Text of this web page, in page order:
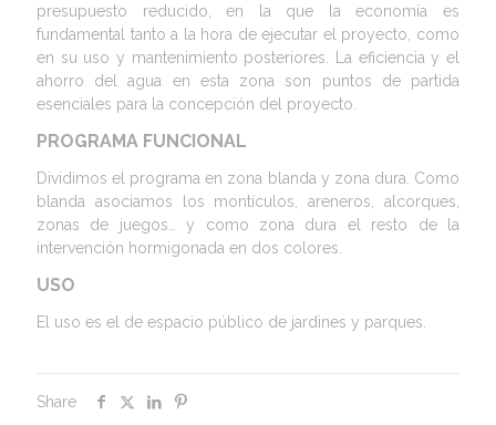
presupuesto reducido, en la que la economía es
fundamental tanto a la hora de ejecutar el proyecto, como
en su uso y mantenimiento posteriores. La eficiencia y el
ahorro del agua en esta zona son puntos de partida
esenciales para la concepción del proyecto.
PROGRAMA FUNCIONAL
Dividimos el programa en zona blanda y zona dura. Como
blanda asociamos los montículos, areneros, alcorques,
zonas de juegos… y como zona dura el resto de la
intervención hormigonada en dos colores.
USO
El uso es el de espacio público de jardines y parques.
Share